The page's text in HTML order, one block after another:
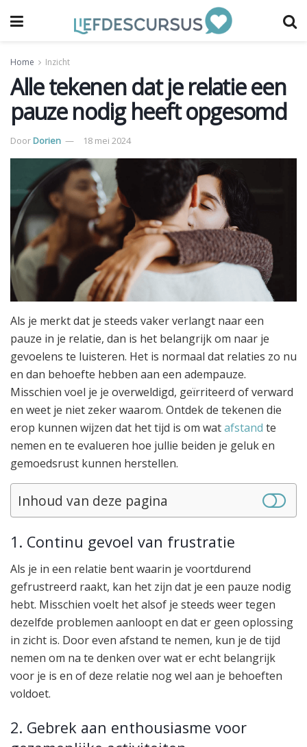
Home Inzicht
Alle tekenen dat je relatie een
pauze nodig heeft opgesomd
DoorDorien 18 mei 2024
Als je merkt dat je steeds vaker verlangt naar een
pauze in je relatie, dan is het belangrijk om naar je
gevoelens te luisteren. Het is normaal dat relaties zo nu
en dan behoefte hebben aan een adempauze.
Misschien voel je je overweldigd, geïrriteerd of verward
en weet je niet zeker waarom. Ontdek de tekenen die
erop kunnen wijzen dat het tijd is om watafstand te
nemen en te evalueren hoe jullie beiden je geluk en
gemoedsrust kunnen herstellen.
Inhoud van deze pagina
1. Continu gevoel van frustratie
Als je in een relatie bent waarin je voortdurend
gefrustreerd raakt, kan het zijn dat je een pauze nodig
hebt. Misschien voelt het alsof je steeds weer tegen
dezelfde problemen aanloopt en dat er geen oplossing
in zicht is. Door even afstand te nemen, kun je de tijd
nemen om na te denken over wat er echt belangrijk
voor je is en of deze relatie nog wel aan je behoeften
voldoet.
2. Gebrek aan enthousiasme voor